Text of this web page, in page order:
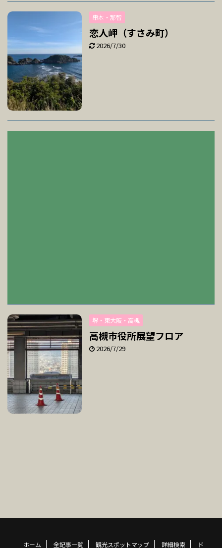
串本・那智
恋人岬（すさみ町）
2026/7/30
堺・東大阪・高槻
高槻市役所展望フロア
2026/7/29
ホーム 全記事一覧 観光スポットマップ 詳細検索 ド